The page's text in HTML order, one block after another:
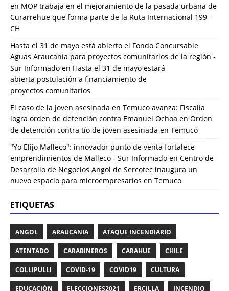
en MOP trabaja en el mejoramiento de la pasada urbana de
Curarrehue que forma parte de la Ruta Internacional 199-
CH
Hasta el 31 de mayo está abierto el Fondo Concursable
Aguas Araucanía para proyectos comunitarios de la región -
Sur Informado en Hasta el 31 de mayo estará
abierta postulación a financiamiento de
proyectos comunitarios
El caso de la joven asesinada en Temuco avanza: Fiscalía
logra orden de detención contra Emanuel Ochoa en Orden
de detención contra tío de joven asesinada en Temuco
"Yo Elijo Malleco": innovador punto de venta fortalece
emprendimientos de Malleco - Sur Informado en Centro de
Desarrollo de Negocios Angol de Sercotec inaugura un
nuevo espacio para microempresarios en Temuco
ETIQUETAS
ANGOL ARAUCANIA ATAQUE INCENDIARIO
ATENTADO CARABINEROS CARAHUE CHILE
COLLIPULLI COVID-19 COVID19 CULTURA
EDUCACIÓN ELECCIONES2021 ERCILLA INCENDIO